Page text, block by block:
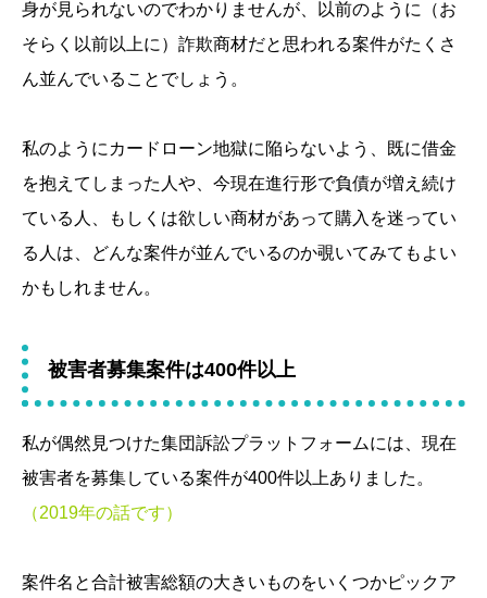
身が見られないのでわかりませんが、以前のように（お
そらく以前以上に）詐欺商材だと思われる案件がたくさ
ん並んでいることでしょう。
私のようにカードローン地獄に陥らないよう、既に借金
を抱えてしまった人や、今現在進行形で負債が増え続け
ている人、もしくは欲しい商材があって購入を迷ってい
る人は、どんな案件が並んでいるのか覗いてみてもよい
かもしれません。
被害者募集案件は400件以上
私が偶然見つけた集団訴訟プラットフォームには、現在
被害者を募集している案件が400件以上ありました。
（2019年の話です）
案件名と合計被害総額の大きいものをいくつかピックア